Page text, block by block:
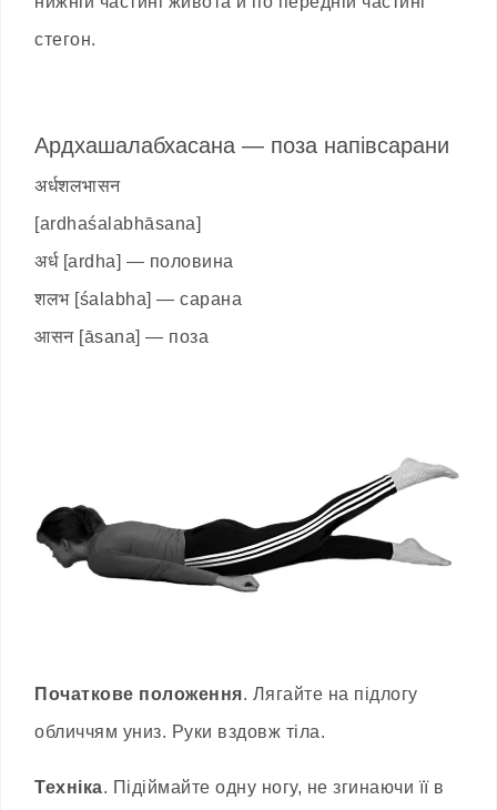
стегон.
Ардхашалабхасана — поза напівсарани
अर्धशलभासन
[ardhaśalabhāsana]
अर्ध [ardha] — половина
शलभ [śalabha] — сарана
आसन [āsana] — поза
Початкове положення. Лягайте на підлогу
обличчям униз. Руки вздовж тіла.
Техніка. Підіймайте одну ногу, не згинаючи її в